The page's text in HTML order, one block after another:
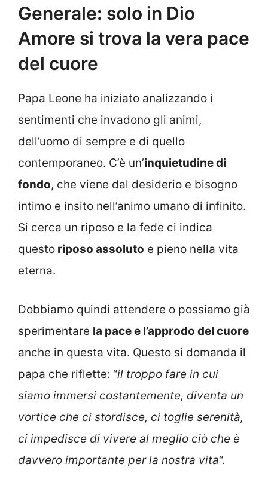
Generale: solo in Dio
Amore si trova la vera pace
del cuore
Papa Leone ha iniziato analizzando i
sentimenti che invadono gli animi,
dell’uomo di sempre e di quello
contemporaneo. C’è un’inquietudine di
fondo, che viene dal desiderio e bisogno
intimo e insito nell’animo umano di infinito.
Si cerca un riposo e la fede ci indica
questo riposo assoluto e pieno nella vita
eterna.
Dobbiamo quindi attendere o possiamo già
sperimentare la pace e l’approdo del cuore
anche in questa vita. Questo si domanda il
papa che riflette: “il troppo fare in cui
siamo immersi costantemente, diventa un
vortice che ci stordisce, ci toglie serenità,
ci impedisce di vivere al meglio ciò che è
davvero importante per la nostra vita“.